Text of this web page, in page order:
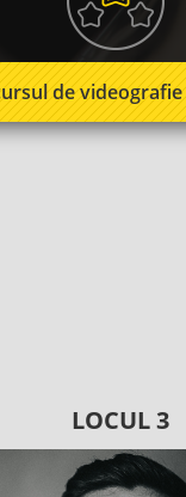
devideografie
LOCUL 3